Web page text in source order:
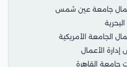
جامعة عين شمس
الجامعة الأمريكية
الأعمال
جامعة القاهرة